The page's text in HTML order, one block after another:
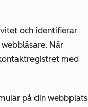
och identifierar
webbläsare. När
med
på din webbplats